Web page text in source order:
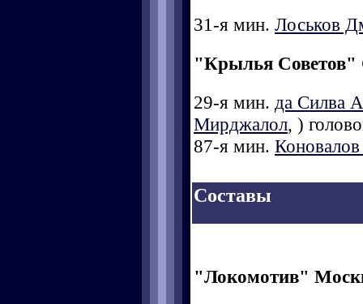
31-я мин. Лоськов
"Крылья Советов"
29-я мин. да Силва
Мирджалол, )
87-я мин.
Составы
"Локомотив"